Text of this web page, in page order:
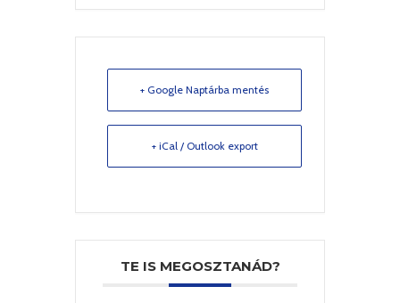
+ Google Naptárba mentés
+ iCal / Outlook export
TE IS MEGOSZTANÁD?